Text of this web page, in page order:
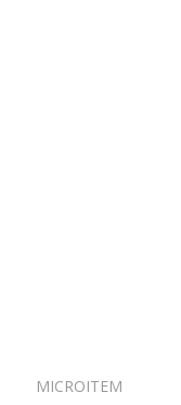
MICROITEM